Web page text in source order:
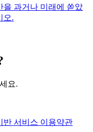
을 과거나 미래에 쏟았
오.
요.
반 서비스 이용약관